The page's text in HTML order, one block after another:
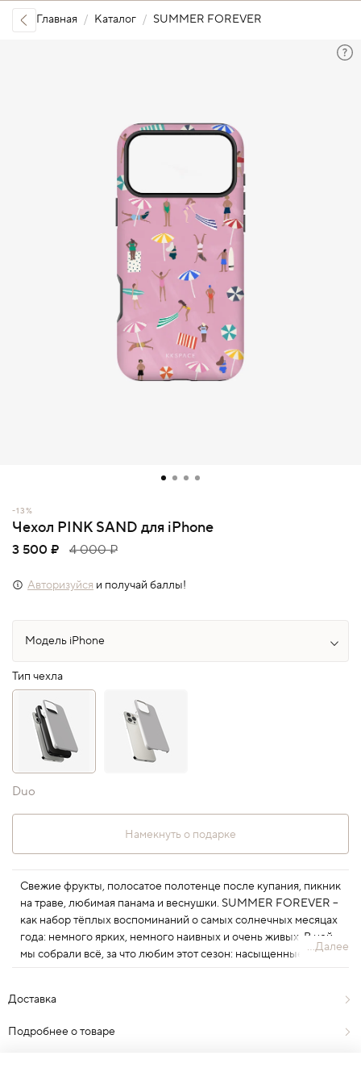
Главная Каталог SUMMER FOREVER
-13%
Чехол PINK SAND для iPhone
3 500 ₽ 4 000 ₽
Авторизуйся и получай баллы!
Тип чехла
Duo
Намекнуть о подарке
Свежие фрукты, полосатое полотенце после купания, пикник
на траве, любимая панама и веснушки. SUMMER FOREVER –
как набор тёплых воспоминаний о самых солнечных месяцах
года: немного ярких, немного наивных и очень живых. В ней
мы собрали всё, за что любим этот сезон: насыщенные цвета,
лёгкость долгих дней и ощущение, будто впереди ещё целая
то самое ощущение настоящего лета.
...Далее
Доставка
Подробнее о товаре